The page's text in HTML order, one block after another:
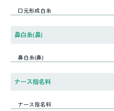
口元形成白糸
鼻白糸(鼻)
鼻白糸(鼻)
ナース指名料
ナース指名料